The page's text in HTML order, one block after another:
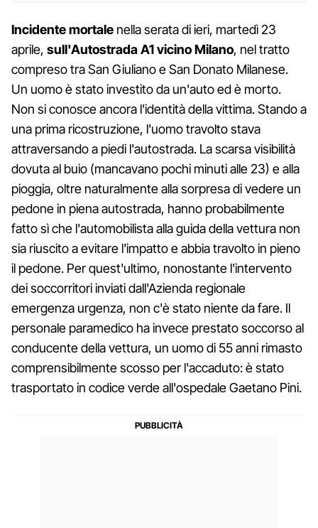
Incidente mortale nella serata di ieri, martedì 23
aprile, sull'Autostrada A1 vicino Milano, nel tratto
compreso tra San Giuliano e San Donato Milanese.
Un uomo è stato investito da un'auto ed è morto.
Non si conosce ancora l'identità della vittima. Stando a
una prima ricostruzione, l'uomo travolto stava
attraversando a piedi l'autostrada. La scarsa visibilità
dovuta al buio (mancavano pochi minuti alle 23) e alla
pioggia, oltre naturalmente alla sorpresa di vedere un
pedone in piena autostrada, hanno probabilmente
fatto sì che l'automobilista alla guida della vettura non
sia riuscito a evitare l'impatto e abbia travolto in pieno
il pedone. Per quest'ultimo, nonostante l'intervento
dei soccorritori inviati dall'Azienda regionale
emergenza urgenza, non c'è stato niente da fare. Il
personale paramedico ha invece prestato soccorso al
conducente della vettura, un uomo di 55 anni rimasto
comprensibilmente scosso per l'accaduto: è stato
trasportato in codice verde all'ospedale Gaetano Pini.